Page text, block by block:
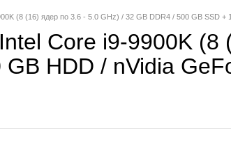
(8 (16) ядер по 3.6 - 5.0 GHz) / 32 GB DDR4 / 500 GB SSD
Core i9-9900K
HDD / nVidia